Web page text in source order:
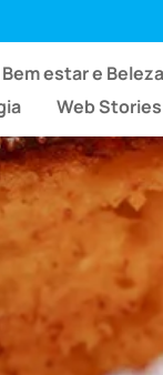
Bem estar e Beleza
Web Stories